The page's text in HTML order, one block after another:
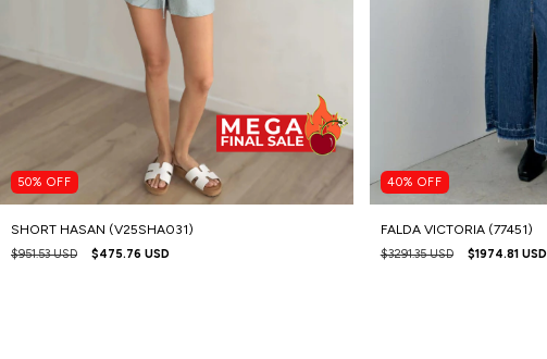
50% OFF
SHORT HASAN (V25SHA031)
$951.53 USD $475.76 USD
40% OFF
FALDA VICTORIA (77451)
$3291.35 USD $1974.81 USD